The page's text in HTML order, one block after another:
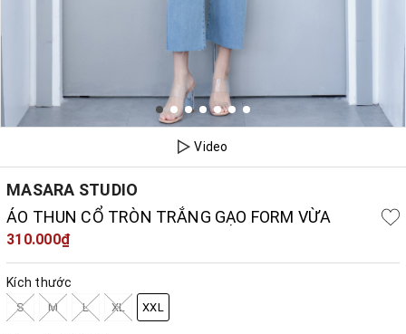
Video
MASARA STUDIO
ÁO THUN CỔ TRÒN TRẮNG GẠO FORM VỪA
310.000₫
Kích thước
S M L XL XXL